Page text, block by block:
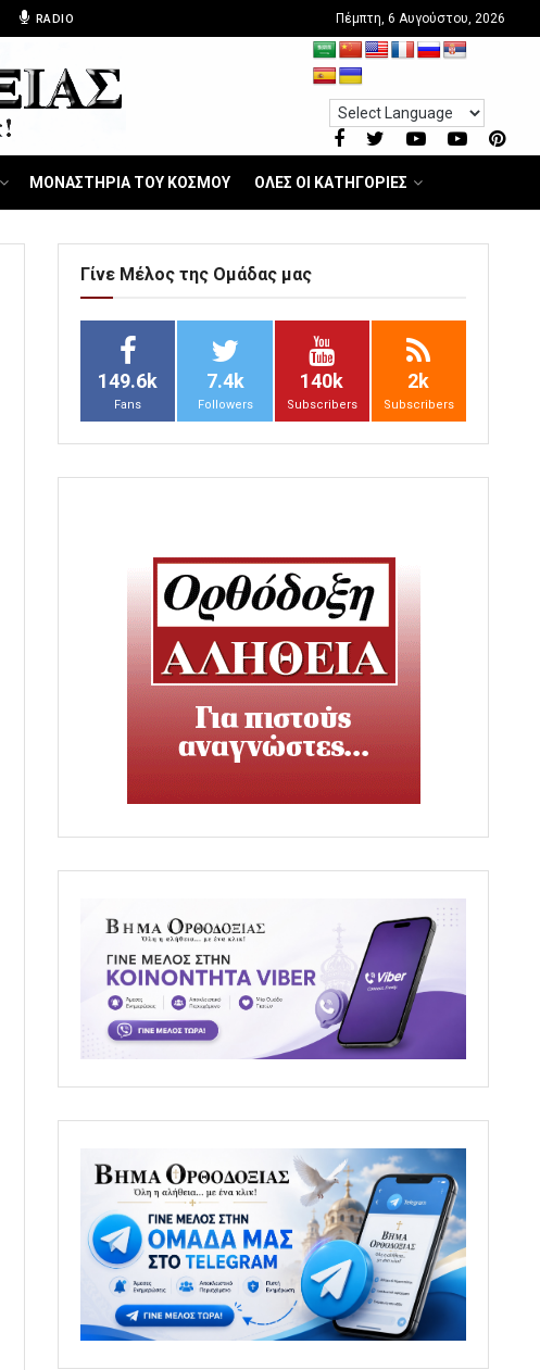
RADIO Πέμπτη, 6 Αυγούστου, 2026
ΜΟΝΑΣΤΗΡΙΑ ΤΟΥ ΚΟΣΜΟΥ ΟΛΕΣ ΟΙ ΚΑΤΗΓΟΡΙΕΣ
Γίνε Μέλος της Ομάδας μας
149.6k
Fans
7.4k
Followers
140k
Subscribers
2k
Subscribers